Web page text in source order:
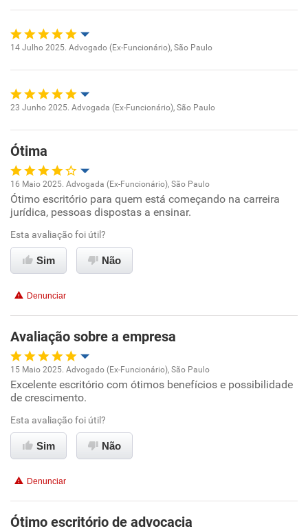
Recomenda esta empresa
Recomenda a diretoria
Ambiente de trabalho
Conciliação com a vida familiar
Benefícios
Recomenda esta empresa
14 Julho 2025. Advogado (Ex-Funcionário), São Paulo
Ambiente de trabalho
Conciliação com a vida familiar
Recomenda esta empresa
23 Junho 2025. Advogada (Ex-Funcionário), São Paulo
Ótima
Oportunidade de promoção
Ambiente de trabalho
Conciliação com a vida familiar
Recomenda esta empresa
Recomenda a diretoria
16 Maio 2025. Advogada (Ex-Funcionário), São Paulo
Ótimo escritório para quem está começando na carreira
jurídica, pessoas dispostas a ensinar.
Esta avaliação foi útil?
Sim Não
Denunciar
Avaliação sobre a empresa
Oportunidade de promoção
Ambiente de trabalho
Conciliação com a vida familiar
Recomenda esta empresa
15 Maio 2025. Advogado (Ex-Funcionário), São Paulo
Excelente escritório com ótimos benefícios e possibilidade
de crescimento.
Esta avaliação foi útil?
Sim Não
Denunciar
Ótimo escritório de advocacia